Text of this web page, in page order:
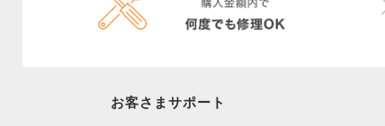
お客さまサポート